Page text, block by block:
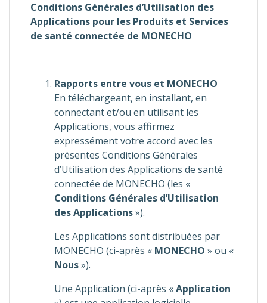
Conditions Générales d’Utilisation des
Applications pour les Produits et Services
de santé connectée de MONECHO
Rapports entre vous et MONECHO
En téléchargeant, en installant, en
connectant et/ou en utilisant les
Applications, vous affirmez
expressément votre accord avec les
présentes Conditions Générales
d’Utilisation des Applications de santé
connectée de MONECHO (les «
Conditions Générales d’Utilisation
des Applications»).
Les Applications sont distribuées par
MONECHO (ci-après « MONECHO » ou «
Nous»).
Une Application (ci-après «Application